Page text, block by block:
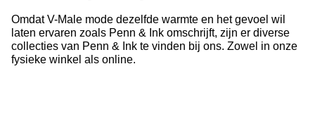
Omdat V-Male mode dezelfde warmte en het gevoel wil
laten ervaren zoals Penn & Ink omschrijft, zijn er diverse
collecties van Penn & Ink te vinden bij ons. Zowel in onze
fysieke winkel als online.